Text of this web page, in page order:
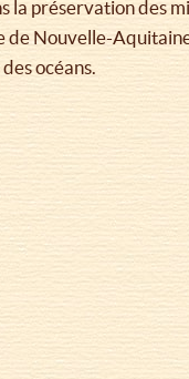
la préservation des
de Nouvelle-
océans.